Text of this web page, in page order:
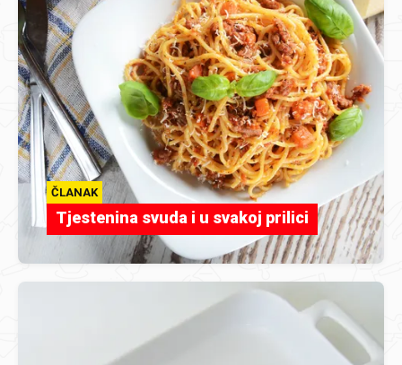
ČLANAK
Tjestenina svuda i u svakoj prilici